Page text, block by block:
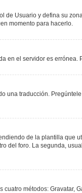
Usuario y defina su
momento para hacerlo.
el servidor es
traducción.
de la plantilla
foro. La segunda,
métodos: